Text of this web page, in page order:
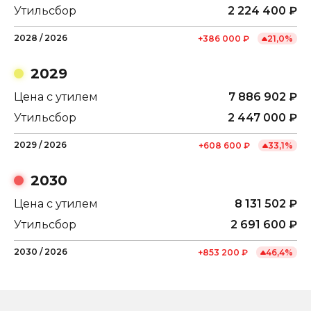
Утильсбор
2 224 400 ₽
2028 / 2026 +386 000 ₽ 21,0%
2029
Цена с утилем 7 886 902 ₽
Утильсбор
2 447 000 ₽
2029 / 2026 +608 600 ₽ 33,1%
2030
Цена с утилем 8 131 502 ₽
Утильсбор
2 691 600 ₽
2030 / 2026 +853 200 ₽ 46,4%